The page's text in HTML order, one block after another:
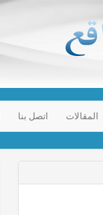
المقالات اتصل بنا